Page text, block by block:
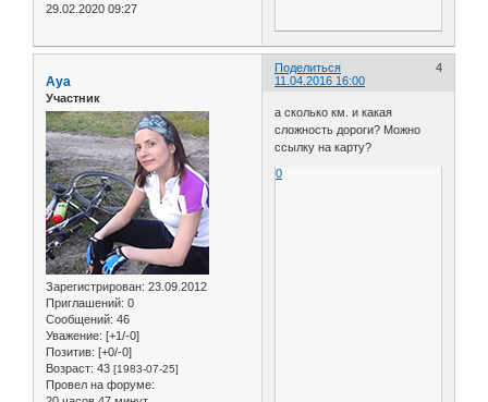
29.02.2020 09:27
Поделиться
4
11.04.2016 16:00
Aya
Участник
Зарегистрирован: 23.09.2012
Приглашений: 0
Сообщений: 46
Уважение: [+1/-0]
Позитив: [+0/-0]
Возраст: 43 [1983-07-25]
Провел на форуме:
а сколько км. и какая
сложность дороги? Можно
ссылку на карту?
0